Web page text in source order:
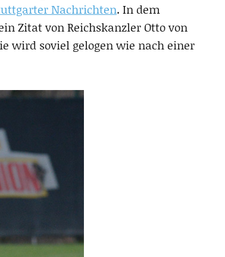
Nachrichten. In dem
Zitat von Reichskanzler Otto von
wird soviel gelogen wie nach einer